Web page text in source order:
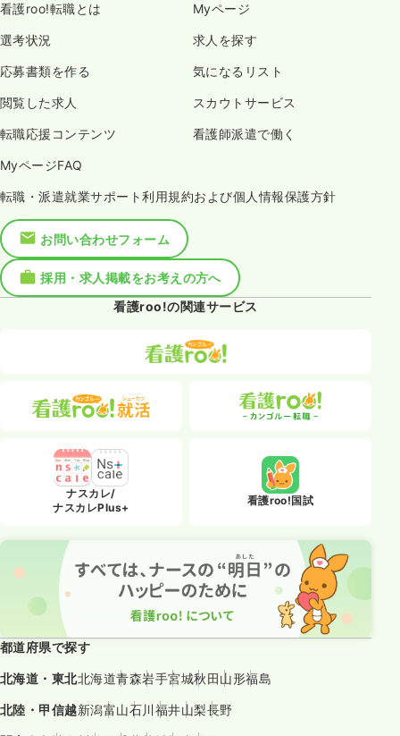
看護roo!転職とは Myページ
選考状況 求人を探す
応募書類を作る 気になるリスト
閲覧した求人 スカウトサービス
転職応援コンテンツ 看護師派遣で働く
MyページFAQ
転職・派遣就業サポート利用規約および個人情報保護方針
お問い合わせフォーム
採用・求人掲載をお考えの方へ
看護roo!の関連サービス
ナスカレ/
ナスカレPlus+
看護roo!国試
都道府県で探す
北海道・東北北海道青森岩手宮城秋田山形福島
北陸・甲信越新潟富山石川福井山梨長野